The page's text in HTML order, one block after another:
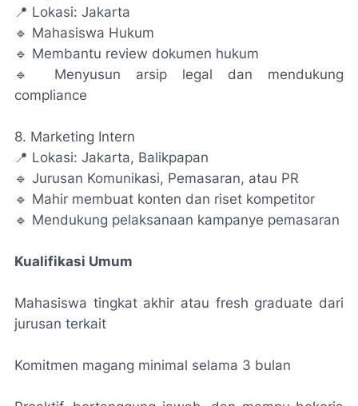
📍 Lokasi: Jakarta
🔹 Mahasiswa Hukum
🔹 Membantu review dokumen hukum
🔹 Menyusun arsip legal dan mendukung
compliance
8. Marketing Intern
📍 Lokasi: Jakarta, Balikpapan
🔹 Jurusan Komunikasi, Pemasaran, atau PR
🔹 Mahir membuat konten dan riset kompetitor
🔹 Mendukung pelaksanaan kampanye pemasaran
Kualifikasi Umum
Mahasiswa tingkat akhir atau fresh graduate dari
jurusan terkait
Komitmen magang minimal selama 3 bulan